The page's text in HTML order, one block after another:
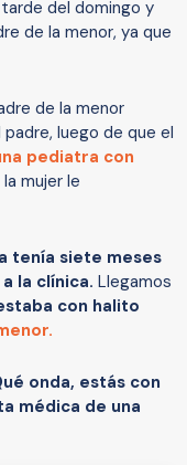
del domingo y
de la menor, ya que
de la menor
luego de que el
pediatra con
mujer le
tenía siete meses
la clínica. Llegamos
con halito
onda, estás con
médica de una